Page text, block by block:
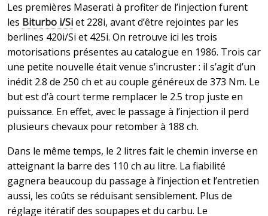
Les premières Maserati à profiter de l’injection furent
les Biturbo i/Siet 228i, avant d’être rejointes par les
berlines 420i/Si et 425i. On retrouve ici les trois
motorisations présentes au catalogue en 1986. Trois car
une petite nouvelle était venue s’incruster : il s’agit d’un
inédit 2.8 de 250 ch et au couple généreux de 373 Nm. Le
but est d’à court terme remplacer le 2.5 trop juste en
puissance. En effet, avec le passage à l’injection il perd
plusieurs chevaux pour retomber à 188 ch.
Dans le même temps, le 2 litres fait le chemin inverse en
atteignant la barre des 110 ch au litre. La fiabilité
gagnera beaucoup du passage à l’injection et l’entretien
aussi, les coûts se réduisant sensiblement. Plus de
réglage itératif des soupapes et du carbu. Le